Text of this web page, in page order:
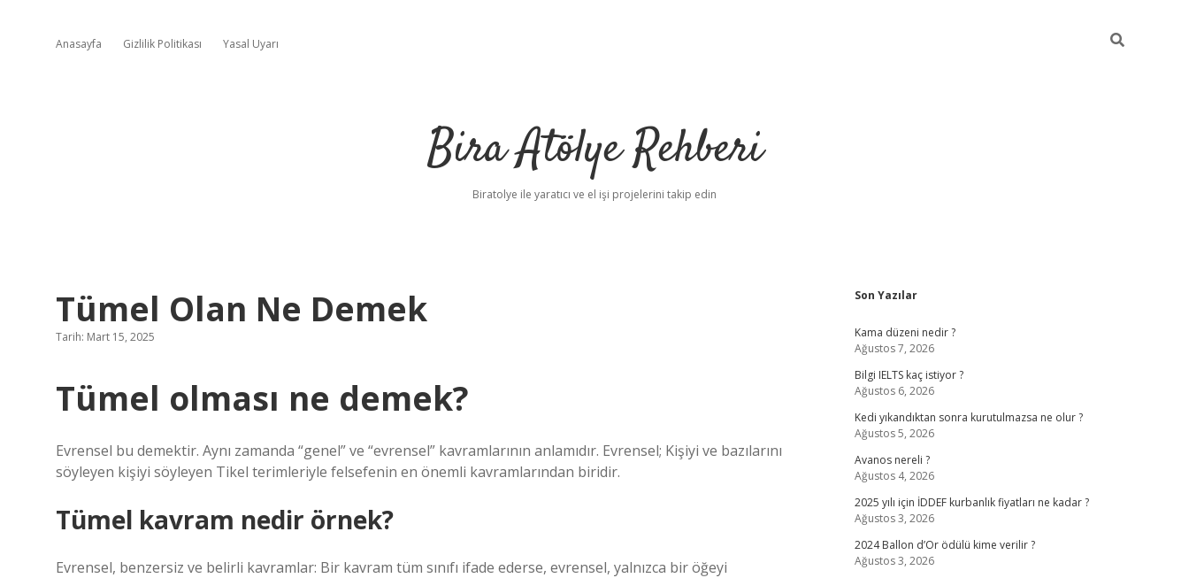
Anasayfa Gizlilik Politikası Yasal Uyarı
Bira Atölye Rehberi
Biratolye ile yaratıcı ve el işi projelerini takip edin
Tümel Olan Ne Demek
Tarih: Mart 15, 2025
Tümel olması ne demek?
Evrensel bu demektir. Aynı zamanda “genel” ve “evrensel” kavramlarının anlamıdır. Evrensel; Kişiyi ve bazılarını
söyleyen kişiyi söyleyen Tikel terimleriyle felsefenin en önemli kavramlarından biridir.
Tümel kavram nedir örnek?
Evrensel, benzersiz ve belirli kavramlar: Bir kavram tüm sınıfı ifade ederse, evrensel, yalnızca bir öğeyi
Sidebar
Son Yazılar
Kama düzeni nedir ?
Ağustos 7, 2026
Bilgi IELTS kaç istiyor ?
Ağustos 6, 2026
Kedi yıkandıktan sonra kurutulmazsa ne olur ?
Ağustos 5, 2026
Avanos nereli ?
Ağustos 4, 2026
2025 yılı için İDDEF kurbanlık fiyatları ne kadar ?
Ağustos 3, 2026
2024 Ballon d’Or ödülü kime verilir ?
Ağustos 3, 2026
betciBetexper giriş adresi